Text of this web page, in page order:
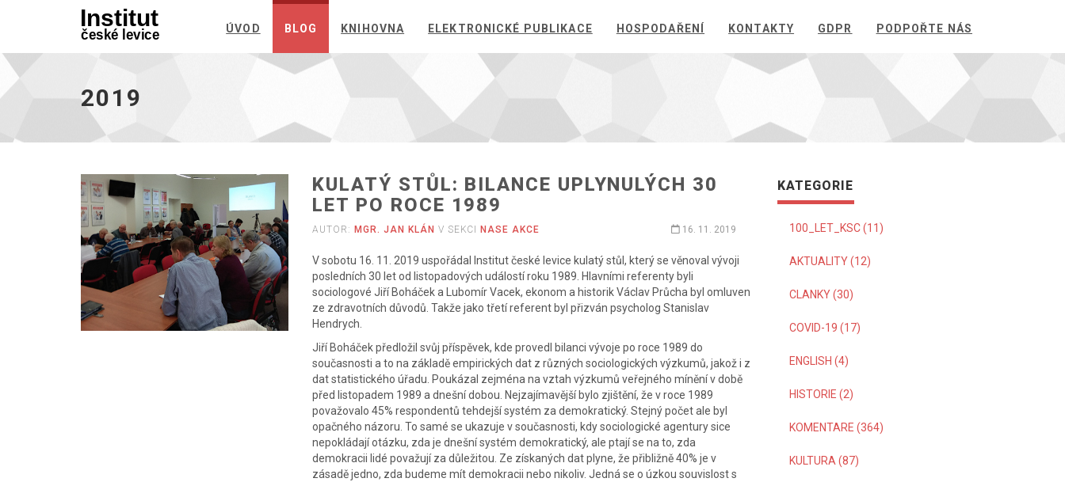
na
domovskou
stránku
ÚVOD BLOG KNIHOVNA ELEKTRONICKÉ PUBLIKACE HOSPODAŘENÍ KONTAKTY GDPR PODPOŘTE NÁS
2019
KULATÝ STŮL: BILANCE UPLYNULÝCH 30
LET PO ROCE 1989
AUTOR: MGR. JAN KLÁN V SEKCI NASE AKCE 16. 11. 2019
V sobotu 16. 11. 2019 uspořádal Institut české levice kulatý stůl, který se věnoval vývoji
posledních 30 let od listopadových událostí roku 1989. Hlavními referenty byli
sociologové Jiří Boháček a Lubomír Vacek, ekonom a historik Václav Průcha byl omluven
ze zdravotních důvodů. Takže jako třetí referent byl přizván psycholog Stanislav
Hendrych.
Jiří Boháček předložil svůj příspěvek, kde provedl bilanci vývoje po roce 1989 do
současnosti a to na základě empirických dat z různých sociologických výzkumů, jakož i z
dat statistického úřadu. Poukázal zejména na vztah výzkumů veřejného mínění v době
před listopadem 1989 a dnešní dobou. Nejzajímavější bylo zjištění, že v roce 1989
považovalo 45% respondentů tehdejší systém za demokratický. Stejný počet ale byl
opačného názoru. To samé se ukazuje v současnosti, kdy sociologické agentury sice
nepokládají otázku, zda je dnešní systém demokratický, ale ptají se na to, zda
demokracii lidé považují za důležitou. Ze získaných dat plyne, že přibližně 40% je v
zásadě jedno, zda budeme mít demokracii nebo nikoliv. Jedná se o úzkou souvislost s
KATEGORIE
100_LET_KSC (11)
AKTUALITY (12)
CLANKY (30)
COVID-19 (17)
ENGLISH (4)
HISTORIE (2)
KOMENTARE (364)
KULTURA (87)